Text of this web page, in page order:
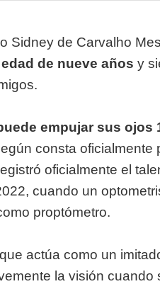
Sidney de Carvalho
de nueve años y
empujar sus ojos
consta oficialmente
oficialmente el
cuando un
proptómetro.
actúa como un
la visión